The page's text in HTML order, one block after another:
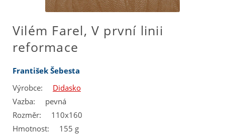
Vilém Farel, V první linii
reformace
František Šebesta
Výrobce:
Didasko
Vazba:
pevná
Rozměr:
110x160
Hmotnost:
155 g